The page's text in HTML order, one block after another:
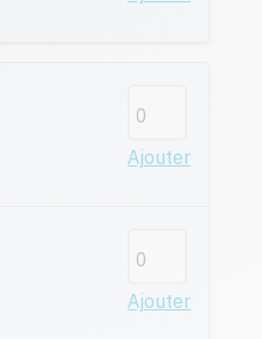
Ajouter
Ajouter